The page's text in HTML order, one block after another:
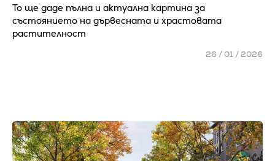
То ще даде пълна и актуална картина за
състоянието на дървесната и храстовата
растителност
26 / 01 / 2026